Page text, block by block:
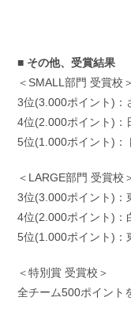
■ その他、受賞結果
＜SMALL部門 受賞校＞
3位(3.000ポイント)：
4位(2.000ポイント)：
5位(1.000ポイント)：
＜LARGE部門 受賞校
3位(3.000ポイント)：
4位(2.000ポイント)：
5位(1.000ポイント)：
＜特別賞 受賞校＞
全チーム500ポイント